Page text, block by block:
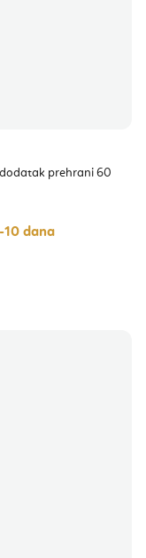
prehrani 60
10 dana